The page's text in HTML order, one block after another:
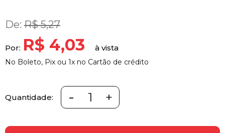
De: R$ 5,27
Por: R$ 4,03
No Boleto, Pix ou 1x no Cartão de crédito
Quantidade: - +